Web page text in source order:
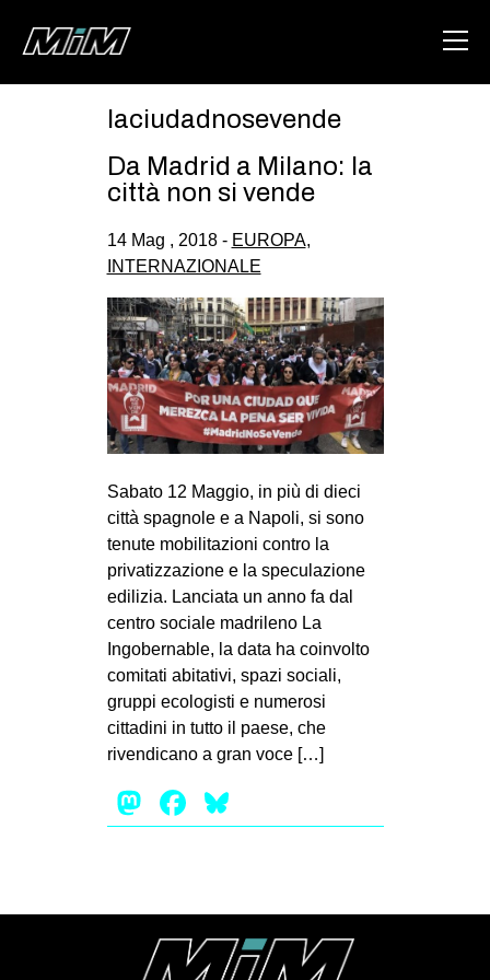
ABOUT
AREA
DEGENERAZIONE
GAZA FREESTYLE
CSOA LAMBRETTA
MSM
STUDENTI TSUNAMI
ZAM
MILANO
MOBILITAZIONI
SPAZI
SPORT POPOLARE
MOVIMENTI
AMBIENTE
ANTIFASCISMO
GENERI
REPRESSIONE
STUDENTI
laciudadnosevende
Da Madrid a Milano: la
città non si vende
14 Mag , 2018 - EUROPA,
INTERNAZIONALE
Sabato 12 Maggio, in più di dieci
città spagnole e a Napoli, si sono
tenute mobilitazioni contro la
privatizzazione e la speculazione
edilizia. Lanciata un anno fa dal
centro sociale madrileno La
Ingobernable, la data ha coinvolto
comitati abitativi, spazi sociali,
gruppi ecologisti e numerosi
cittadini in tutto il paese, che
rivendicano a gran voce […]
Mastodon
Facebook